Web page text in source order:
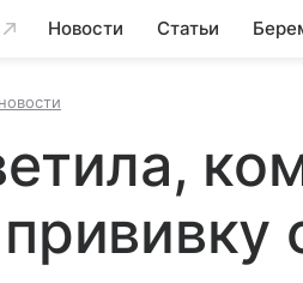
Новости Статьи